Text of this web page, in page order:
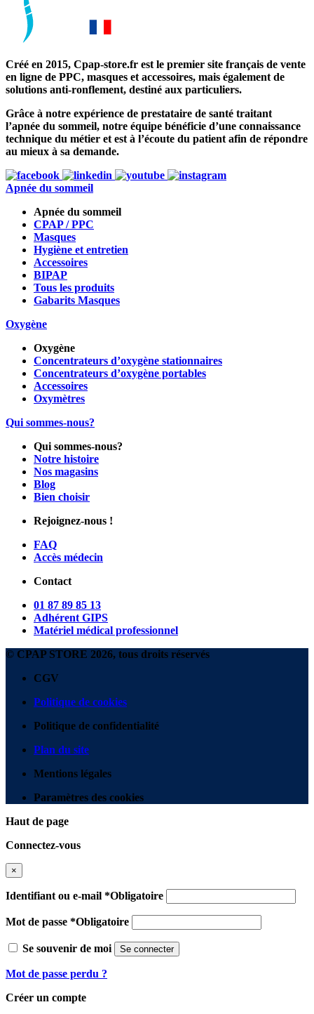
Créé en 2015, Cpap-store.fr est le premier site français de vente
en ligne de PPC, masques et accessoires, mais également de
solutions anti-ronflement, destiné aux particuliers.
Grâce à notre expérience de prestataire de santé traitant
l’apnée du sommeil, notre équipe bénéficie d’une connaissance
technique du métier et est à l’écoute du patient afin de répondre
au mieux à sa demande.
Apnée du sommeil
Apnée du sommeil
CPAP / PPC
Masques
Hygiène et entretien
Accessoires
BIPAP
Tous les produits
Gabarits Masques
Oxygène
Oxygène
Concentrateurs d’oxygène stationnaires
Concentrateurs d’oxygène portables
Accessoires
Oxymètres
Qui sommes-nous?
Qui sommes-nous?
Notre histoire
Nos magasins
Blog
Bien choisir
Rejoignez-nous !
FAQ
Accès médecin
Contact
01 87 89 85 13
Adhérent GIPS
Matériel médical professionnel
© CPAP STORE 2026, tous droits réservés
CGV
Politique de cookies
Politique de confidentialité
Plan du site
Mentions légales
Paramètres des cookies
Haut de page
Connectez-vous
×
Identifiant ou e-mail *Obligatoire
Mot de passe *Obligatoire
Se souvenir de moi Se connecter
Mot de passe perdu ?
Créer un compte